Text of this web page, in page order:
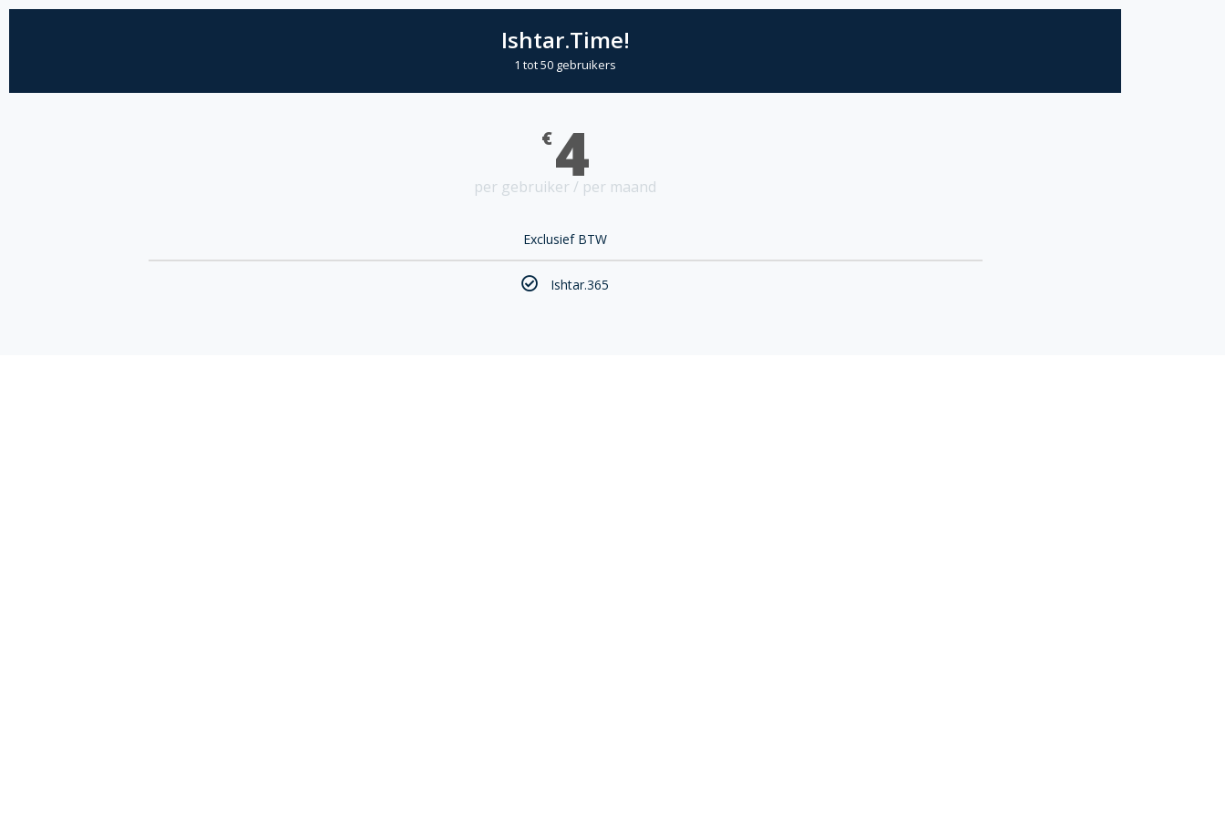
Ishtar.Time!
1 tot 50 gebruikers
€4
per gebruiker / per maand
Exclusief BTW
Ishtar.365